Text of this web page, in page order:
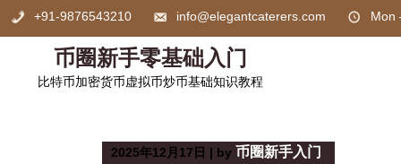
Skip
+91-9876543210 info@elegantcaterers.com Mon
币圈新手零基础入门
比特币加密货币虚拟币炒币基础知识教程
2025年12月17日 | by 币圈新手入门